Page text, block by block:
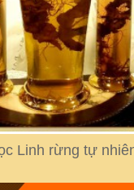
Linh rừng tự